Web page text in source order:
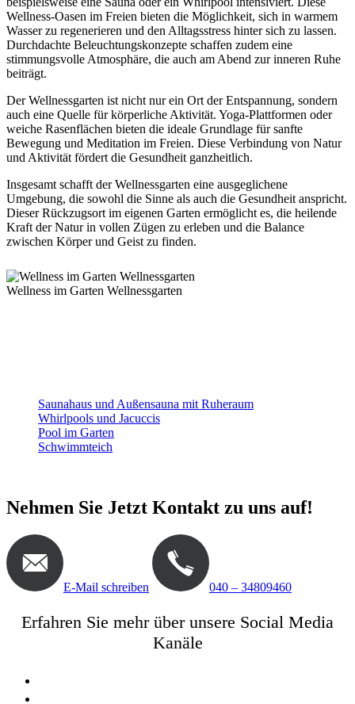
Wellness-Oasen im Freien bieten die Möglichkeit, sich in warmem
Wasser zu regenerieren und den Alltagsstress hinter sich zu lassen.
Durchdachte Beleuchtungskonzepte schaffen zudem eine
stimmungsvolle Atmosphäre, die auch am Abend zur inneren Ruhe
beiträgt.
Der Wellnessgarten ist nicht nur ein Ort der Entspannung, sondern
auch eine Quelle für körperliche Aktivität. Yoga-Plattformen oder
weiche Rasenflächen bieten die ideale Grundlage für sanfte
Bewegung und Meditation im Freien. Diese Verbindung von Natur
und Aktivität fördert die Gesundheit ganzheitlich.
Insgesamt schafft der Wellnessgarten eine ausgeglichene
Umgebung, die sowohl die Sinne als auch die Gesundheit anspricht.
Dieser Rückzugsort im eigenen Garten ermöglicht es, die heilende
Kraft der Natur in vollen Zügen zu erleben und die Balance
zwischen Körper und Geist zu finden.
Wellness im Garten Wellnessgarten
Saunahaus und Außensauna mit Ruheraum
Whirlpools und Jacuccis
Pool im Garten
Schwimmteich
Nehmen Sie Jetzt Kontakt zu uns auf!
E-Mail schreiben 040 – 34809460
Erfahren Sie mehr über unsere Social Media
Kanäle